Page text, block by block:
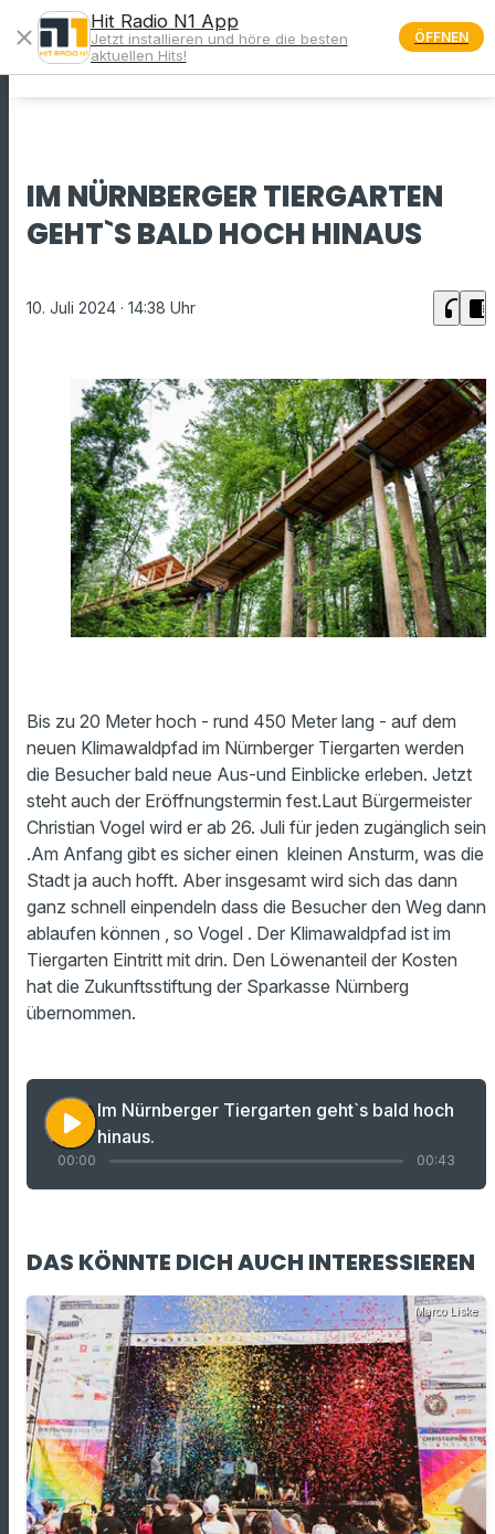
menu
IM NÜRNBERGER TIERGARTEN
GEHT`S BALD HOCH HINAUS
10. Juli 2024 · 14:38 Uhr headphones chrome_reader_mode
Bis zu 20 Meter hoch - rund 450 Meter lang - auf dem
neuen Klimawaldpfad im Nürnberger Tiergarten werden
die Besucher bald neue Aus-und Einblicke erleben. Jetzt
steht auch der Eröffnungstermin fest.Laut Bürgermeister
Christian Vogel wird er ab 26. Juli für jeden zugänglich sein
.Am Anfang gibt es sicher einen kleinen Ansturm, was die
Stadt ja auch hofft. Aber insgesamt wird sich das dann
ganz schnell einpendeln dass die Besucher den Weg dann
ablaufen können , so Vogel . Der Klimawaldpfad ist im
Tiergarten Eintritt mit drin. Den Löwenanteil der Kosten
hat die Zukunftsstiftung der Sparkasse Nürnberg
übernommen.
play_arrow
Im Nürnberger Tiergarten geht`s bald hoch
hinaus.
00:00 00:43
DAS KÖNNTE DICH AUCH INTERESSIEREN
Marco Liske
close
Hit Radio N1 App
Jetzt installieren und höre die besten
aktuellen Hits!
ÖFFNEN